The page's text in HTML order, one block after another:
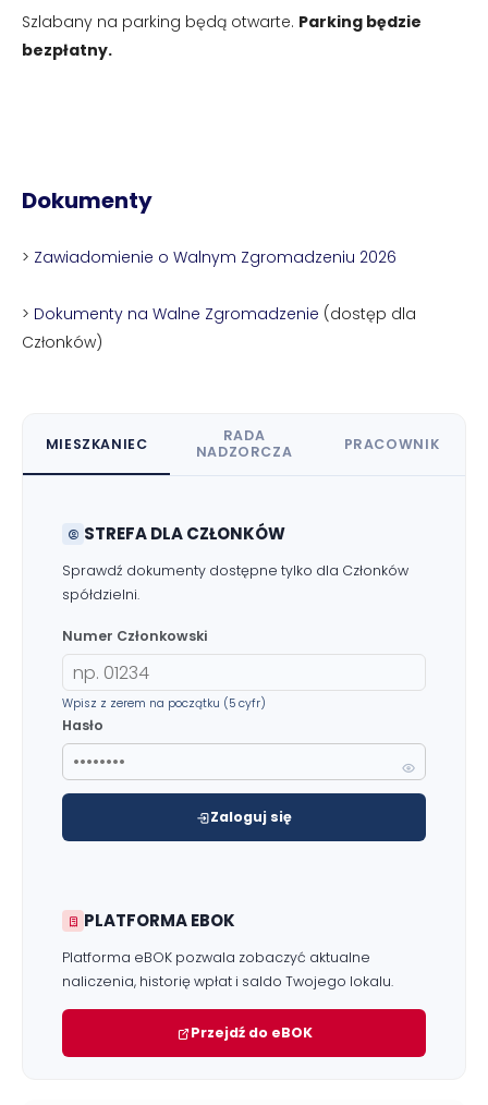
Szlabany na parking będą otwarte. Parking będzie
bezpłatny.
Dokumenty
> Zawiadomienie o Walnym Zgromadzeniu 2026
> Dokumenty na Walne Zgromadzenie (dostęp dla
Członków)
MIESZKANIEC
RADA
NADZORCZA
PRACOWNIK
STREFA DLA CZŁONKÓW
Sprawdź dokumenty dostępne tylko dla Członków
spółdzielni.
Numer Członkowski
Wpisz z zerem na początku (5 cyfr)
Hasło
Zaloguj się
PLATFORMA EBOK
Platforma eBOK pozwala zobaczyć aktualne
naliczenia, historię wpłat i saldo Twojego lokalu.
Przejdź do eBOK
Zgłoś problem lub uwagę
zaproponować ulepszenia.
Awarie w blokachzgłaszaj telefonicznie.